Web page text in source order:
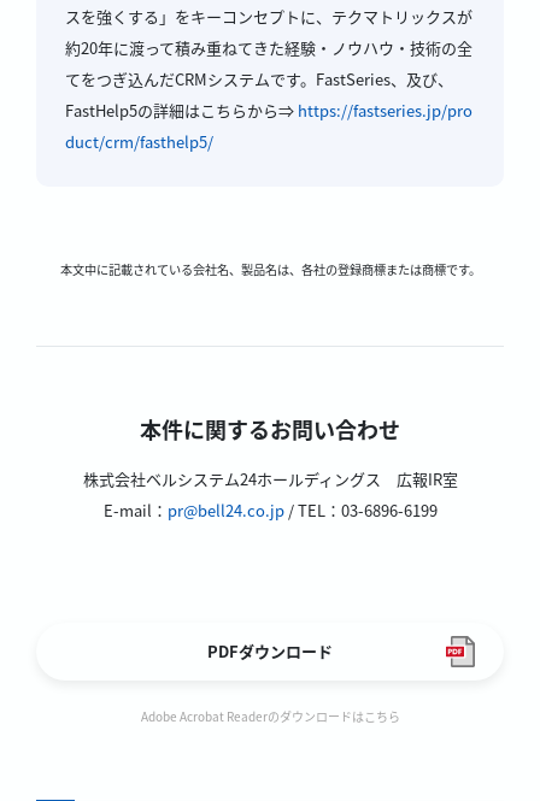
スを強くする」をキーコンセプトに、テクマトリックスが
約20年に渡って積み重ねてきた経験・ノウハウ・技術の全
てをつぎ込んだCRMシステムです。FastSeries、及び、
FastHelp5の詳細はこちらから⇒ https://fastseries.jp/pro
duct/crm/fasthelp5/
本文中に記載されている会社名、製品名は、各社の登録商標または商標です。
本件に関するお問い合わせ
株式会社ベルシステム24ホールディングス 広報IR室
E-mail： pr@bell24.co.jp/ TEL：03-6896-6199
PDFダウンロード
Adobe Acrobat Readerのダウンロードはこちら